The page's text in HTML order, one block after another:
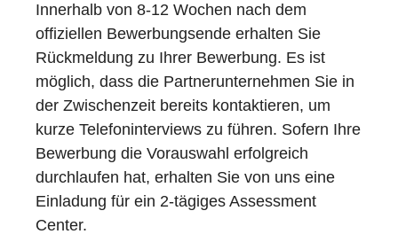
Innerhalb von 8-12 Wochen nach dem
offiziellen Bewerbungsende erhalten Sie
Rückmeldung zu Ihrer Bewerbung. Es ist
möglich, dass die Partnerunternehmen Sie in
der Zwischenzeit bereits kontaktieren, um
kurze Telefoninterviews zu führen. Sofern Ihre
Bewerbung die Vorauswahl erfolgreich
durchlaufen hat, erhalten Sie von uns eine
Einladung für ein 2-tägiges Assessment
Center.